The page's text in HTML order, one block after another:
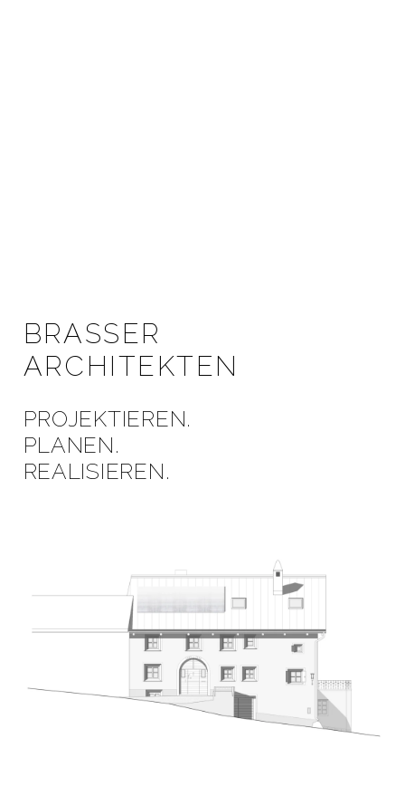
BRASSER
ARCHITEKTEN
PROJEKTIEREN.
PLANEN.
REALISIEREN.